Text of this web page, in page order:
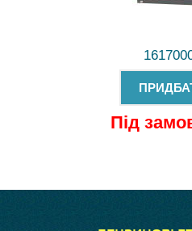
Під